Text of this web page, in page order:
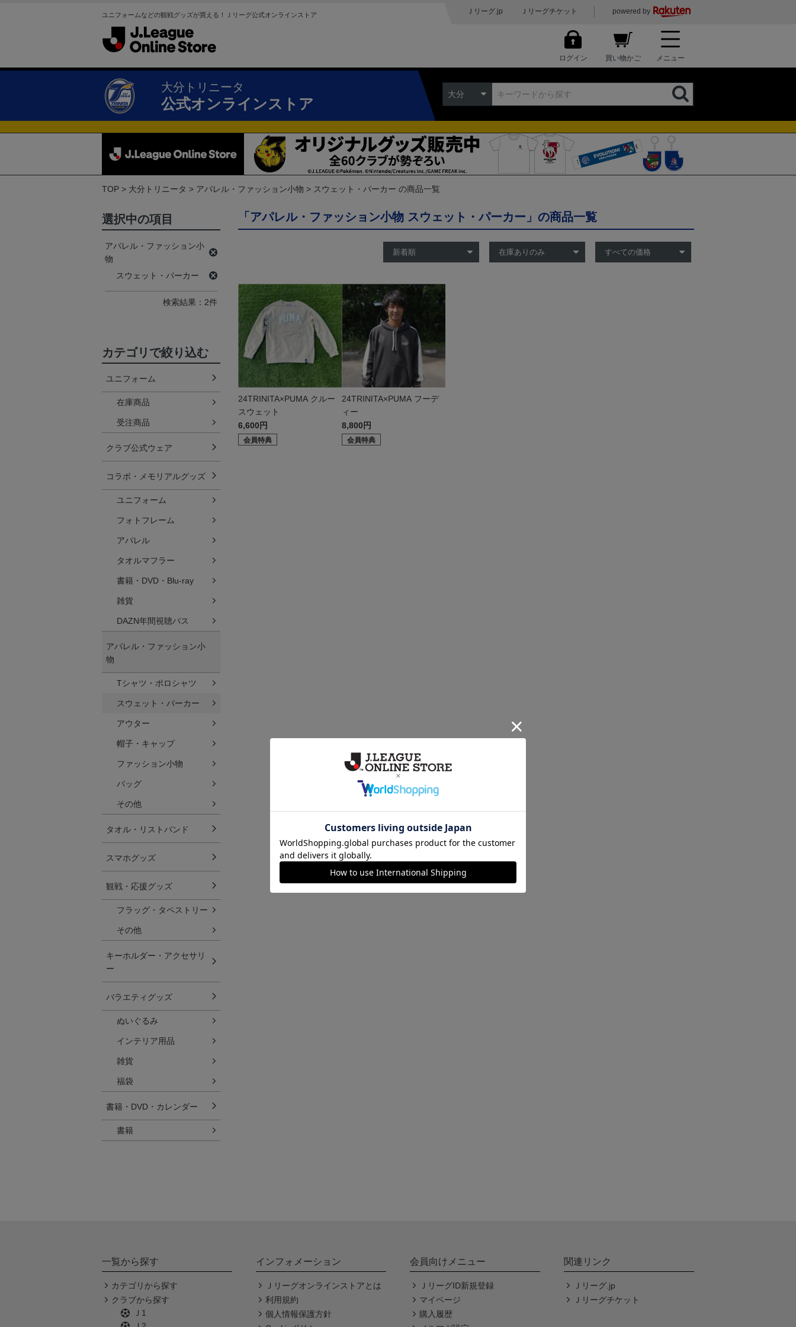
ユニフォームなどの観戦グッズが買える！Ｊリーグ公式オンラインストア Ｊリーグ.jp Ｊリーグチケット powered by
ログイン 買い物かご メニュー
大分トリニータ
公式オンラインストア
大分
TOP 大分トリニータ アパレル・ファッション小物 スウェット・パーカー の商品一覧
「アパレル・ファッション小物 スウェット・パーカー」の商品一覧
24TRINITA×PUMA クルー
スウェット
6,600円
会員特典
24TRINITA×PUMA フーデ
ィー
8,800円
会員特典
選択中の項目
アパレル・ファッション小
物
スウェット・パーカー
検索結果：2件
カテゴリで絞り込む
ユニフォーム
在庫商品
受注商品
クラブ公式ウェア
コラボ・メモリアルグッズ
ユニフォーム
フォトフレーム
アパレル
タオルマフラー
書籍・DVD・Blu-ray
雑貨
DAZN年間視聴パス
アパレル・ファッション小
物
Tシャツ・ポロシャツ
スウェット・パーカー
アウター
帽子・キャップ
ファッション小物
バッグ
その他
タオル・リストバンド
スマホグッズ
観戦・応援グッズ
フラッグ・タペストリー
その他
キーホルダー・アクセサリ
ー
バラエティグッズ
ぬいぐるみ
インテリア用品
雑貨
福袋
書籍・DVD・カレンダー
書籍
一覧から探す
カテゴリから探す
クラブから探す
Ｊ1
インフォメーション
Ｊリーグオンラインストアとは
利用規約
個人情報保護方針
会員向けメニュー
ＪリーグID新規登録
マイページ
購入履歴
関連リンク
Ｊリーグ.jp
Ｊリーグチケット